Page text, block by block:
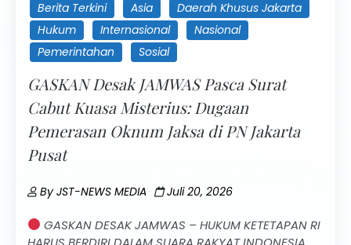
Berita Terkini Asia
Daerah Khusus Jakarta
Hukum
Internasional
Nasional
Pemerintahan
Sosial
GASKAN Desak JAMWAS Pasca Surat
Cabut Kuasa Misterius: Dugaan
Pemerasan Oknum Jaksa di PN Jakarta
Pusat
ByJST-NEWS MEDIA Juli 20, 2026
GASKAN DESAK JAMWAS – HUKUM KETETAPAN RI